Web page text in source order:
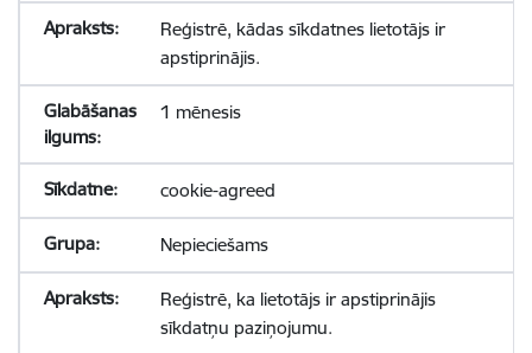
Reģistrē, kādas sīkdatnes lietotājs ir
apstiprinājis.
1 mēnesis
cookie-agreed
Nepieciešams
Reģistrē, ka lietotājs ir apstiprinājis
sīkdatņu paziņojumu.